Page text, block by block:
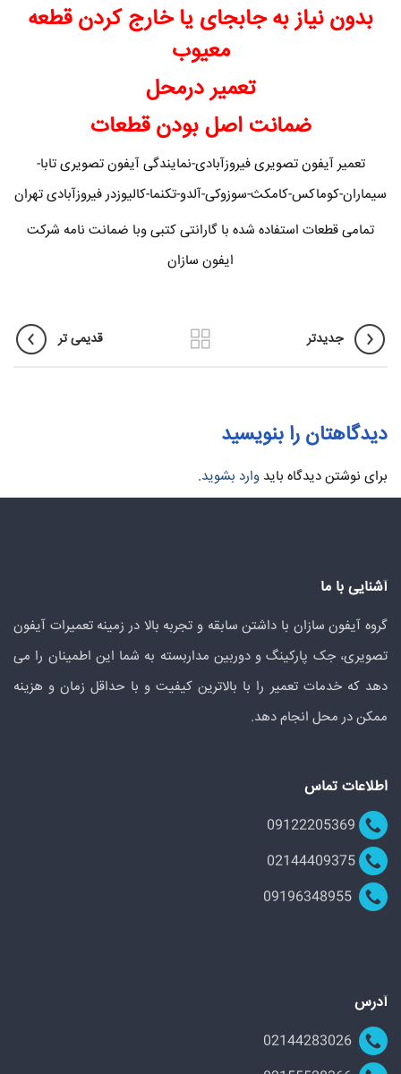
بدون نیاز به جابجای یا خارج کردن قطعه
معیوب
تعمیر درمحل
ضمانت اصل بودن قطعات
تعمیر آیفون تصویری فیروزآبادی-نمایندگی آیفون تصویری تابا-
سیماران-کوماکس-کامکث-سوزوکی-آلدو-تکنما-کالیوزدر فیروزآبادی تهران
تمامی قطعات استفاده شده با گارانتی کتبی وبا ضمانت نامه شرکت
ایفون سازان
جدیدتر قدیمی تر
دیدگاهتان را بنویسید
برای نوشتن دیدگاه باید وارد بشوید.
آشنایی با ما
گروه آیفون سازان با داشتن سابقه و تجربه بالا در زمینه تعمیرات آیفون
تصویری، جک پارکینگ و دوربین مداربسته به شما این اطمینان را می
دهد که خدمات تعمیر را با بالاترین کیفیت و با حداقل زمان و هزینه
ممکن در محل انجام دهد.
اطلاعات تماس
آدرس